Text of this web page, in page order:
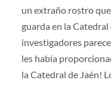
un extraño rostro que
guarda en la
investigadores
les había
la Catedral de Jaén!